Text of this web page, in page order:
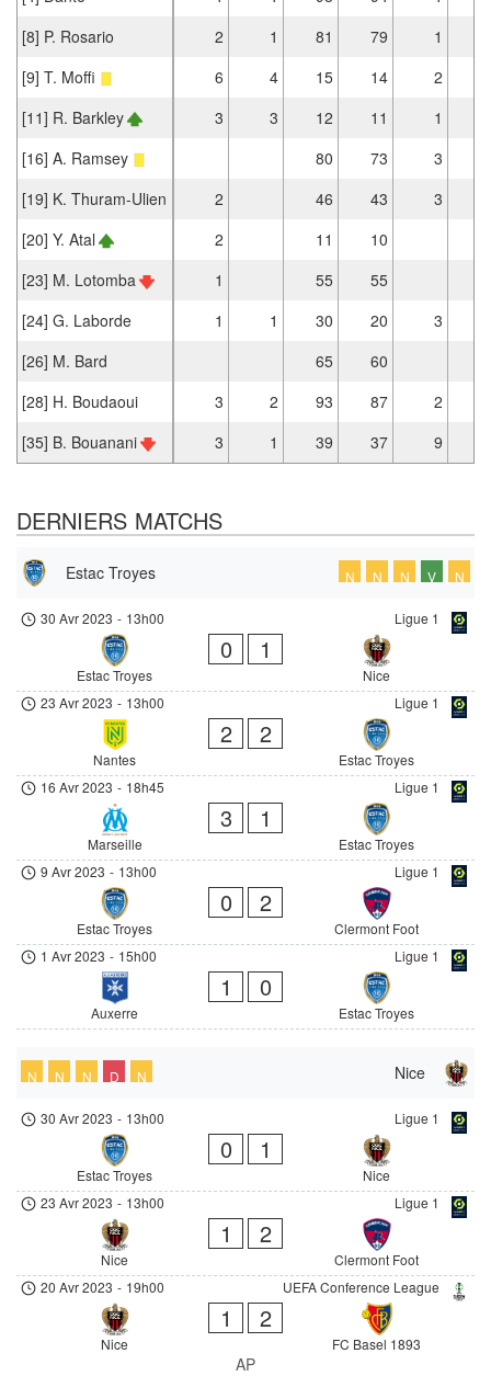
[8] P. Rosario
2 1 81 79 1
[9] T. Moffi
6 4 15 14 2
[11] R. Barkley
3 3 12 11 1
[16] A. Ramsey
80 73 3
[19] K. Thuram-Ulien
2 46 43
3
[20] Y. Atal
2 11
10
[23] M. Lotomba
1 55 55
[24] G. Laborde
1 1 30 20 3
[26] M. Bard
65 60
[28] H. Boudaoui
3 2 93 87 2
[35] B. Bouanani
3 1 39 37 9
DERNIERS MATCHS
Estac Troyes N N N V N
Ligue 1
30 Avr 2023 - 13h00
Estac Troyes
0 1
Nice
Ligue 1
23 Avr 2023 - 13h00
Nantes
2 2
Estac Troyes
Ligue 1
16 Avr 2023 - 18h45
Marseille
3 1
Estac Troyes
Ligue 1
9 Avr 2023 - 13h00
Estac Troyes
0 2
Clermont Foot
Ligue 1
1 Avr 2023 - 15h00
Auxerre
1 0
Estac Troyes
Nice
N N N D N
Ligue 1
30 Avr 2023 - 13h00
Estac Troyes
0 1
Nice
Ligue 1
23 Avr 2023 - 13h00
Nice
1 2
Clermont Foot
UEFA Conference League
20 Avr 2023 - 19h00
Nice
1 2
FC Basel 1893
AP